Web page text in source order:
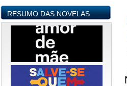
RESUMO DAS NOVELAS